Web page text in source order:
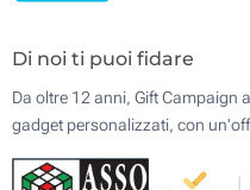
Di noi ti puoi fidare
Da oltre 12 anni, Gift Campaign
gadget personalizzati, con